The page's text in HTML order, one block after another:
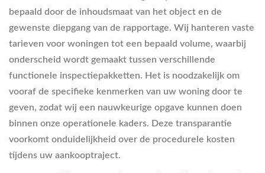
bepaald door de inhoudsmaat van het object en de
gewenste diepgang van de rapportage. Wij hanteren vaste
tarieven voor woningen tot een bepaald volume, waarbij
onderscheid wordt gemaakt tussen verschillende
functionele inspectiepakketten. Het is noodzakelijk om
vooraf de specifieke kenmerken van uw woning door te
geven, zodat wij een nauwkeurige opgave kunnen doen
binnen onze operationele kaders. Deze transparantie
voorkomt onduidelijkheid over de procedurele kosten
tijdens uw aankooptraject.